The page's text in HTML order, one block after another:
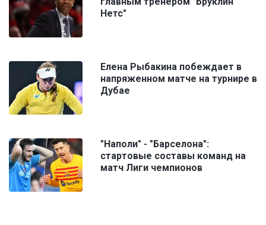
Нетс"
Елена Рыбакина побеждает в
напряженном матче на турнире в
Дубае
"Наполи" - "Барселона":
стартовые составы команд на
матч Лиги чемпионов